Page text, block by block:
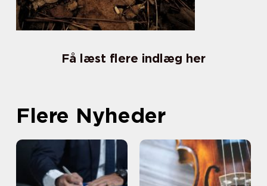
Få læst flere indlæg her
Flere Nyheder